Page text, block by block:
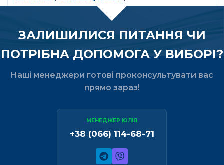
ЗАЛИШИЛИСЯ ПИТАННЯ ЧИ
ПОТРІБНА ДОПОМОГА У ВИБОРІ?
Наші менеджери готові проконсультувати вас
прямо зараз!
МЕНЕДЖЕР ЮЛІЯ
+38 (066) 114-68-71